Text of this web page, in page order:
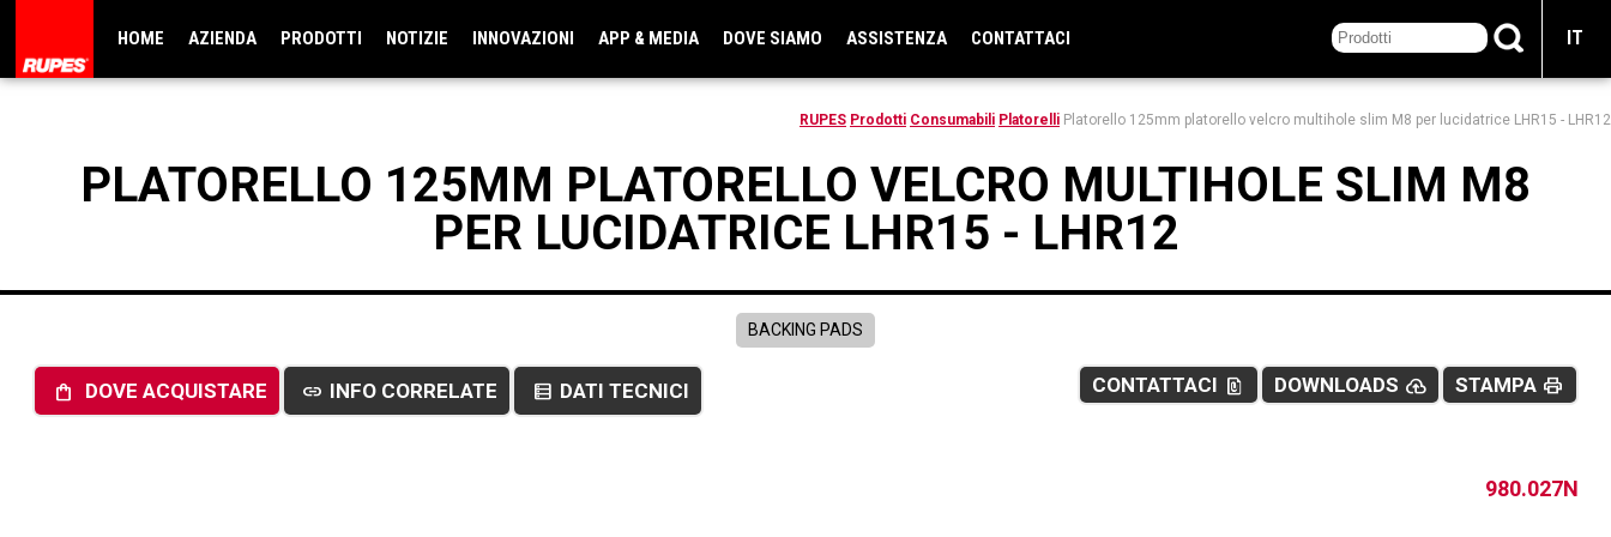
HOME AZIENDA PRODOTTI NOTIZIE INNOVAZIONI APP & MEDIA DOVE SIAMO ASSISTENZA CONTATTACI IT
RUPES Prodotti Consumabili Platorelli Platorello 125mm platorello velcro multihole slim M8 per lucidatrice LHR15 - LHR12
PLATORELLO 125MM PLATORELLO VELCRO MULTIHOLE SLIM M8
PER LUCIDATRICE LHR15 - LHR12
BACKING PADS
shopping_bag DOVE ACQUISTARE link INFO CORRELATE data_table DATI TECNICI STAMPA print
DOWNLOADS cloud_upload
CONTATTACI file_present
980.027N